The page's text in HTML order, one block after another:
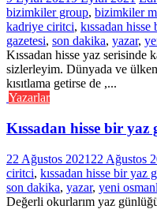
bizimkiler group, bizimkiler
kadriye ciritci, kıssadan
gazetesi, son dakika, yazar,
Kıssadan hisse yaz serisinde
sizlerleyim. Dünyada ve
kısıtlama getirse de ,...
Yazarlar
Kıssadan hisse bir yaz
22 Ağustos 2021 22 Ağustos
ciritci, kıssadan hisse bir yaz
son dakika, yazar, yeni
Değerli okurlarım yaz